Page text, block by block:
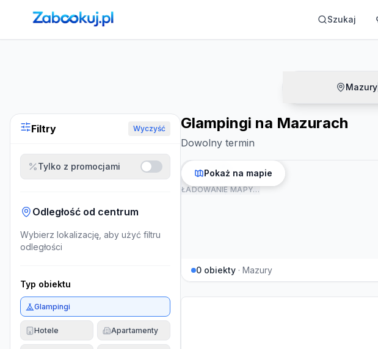
Strona główna ›Noclegi Szukaj
Mazury
Filtry Wyczyść
Tylko z promocjami
Odległość od centrum
Wybierz lokalizację, aby użyć filtru
odległości
Typ obiektu
Glampingi
Hotele Apartamenty
Glampingi na Mazurach
Dowolny termin
ŁADOWANIE MAPY…
Pokaż na mapie
0 obiekty · Mazury